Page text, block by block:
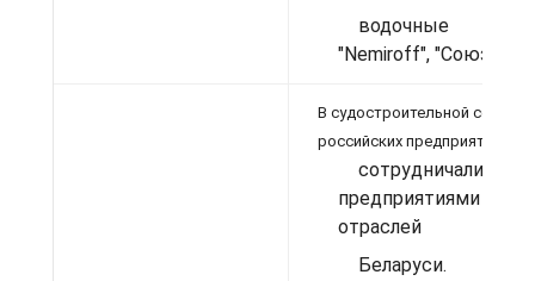
водочные
"Nemiroff", "Союз-
В судостроительной сфере
российских предприятий
предприятиями
отраслей
Беларуси.